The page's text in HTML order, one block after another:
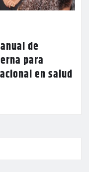
de
para
en salud